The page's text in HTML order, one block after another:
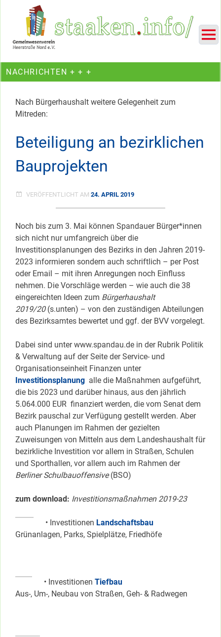
Ein Projekt des Gemeinwesenvereins Heerstraße Nord
NACHRICHTEN + + +
Nach Bürgerhaushalt weitere Gelegenheit zum
Mitreden:
Beteiligung an bezirklichen
Bauprojekten
VERÖFFENTLICHT AM 24. APRIL 2019
Noch bis zum 3. Mai können Spandauer Bürger*innen
sich nicht nur umfangreich über die
Investitionsplanungen des Bezirks in den Jahren 2019-
2023 informieren sondern auch schriftlich – per Post
oder Email – mit ihren Anregungen noch Einfluss
nehmen. Die Vorschläge werden – wie auch die 38
eingereichten Ideen zum Bürgerhaushalt
2019/20(s.unten) – von den zuständigen Abteilungen
des Bezirksamtes bewertet und ggf. der BVV vorgelegt.
Dabei sind unter www.spandau.de in der Rubrik Politik
& Verwaltung auf der Seite der Service- und
Organisationseinheit Finanzen unter
Investitionsplanung alle die Maßnahmen aufgeführt,
die bis 2023 und darüber hinaus, aus den jährlich
5.064.000 EUR finanziert werden, die vom Senat dem
Bezirk pauschal zur Verfügung gestellt werden. Aber
auch Planungen im Rahmen der gezielten
Zuweisungen von Mitteln aus dem Landeshaushalt für
bezirkliche Investition vor allem in Straßen, Schulen
und Sporthallen, vor allem auch im Rahmen der
Berliner Schulbauoffensive(BSO)
zum download: Investitionsmaßnahmen 2019-23
• Investitionen Landschaftsbau
Grünanlagen, Parks, Spielplätze, Friedhöfe
• Investitionen Tiefbau
Aus-, Um-, Neubau von Straßen, Geh- & Radwegen